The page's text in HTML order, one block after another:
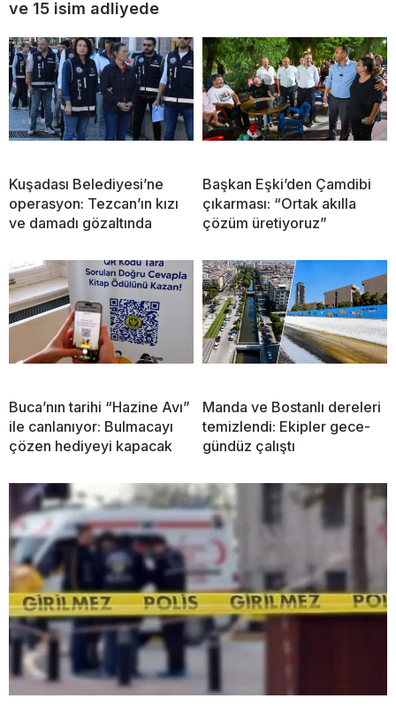
ve 15 isim adliyede
Kuşadası Belediyesi’ne
operasyon: Tezcan’ın kızı
ve damadı gözaltında
Başkan Eşki’den Çamdibi
çıkarması: “Ortak akılla
çözüm üretiyoruz”
Buca’nın tarihi “Hazine Avı”
ile canlanıyor: Bulmacayı
çözen hediyeyi kapacak
Manda ve Bostanlı dereleri
temizlendi: Ekipler gece-
gündüz çalıştı